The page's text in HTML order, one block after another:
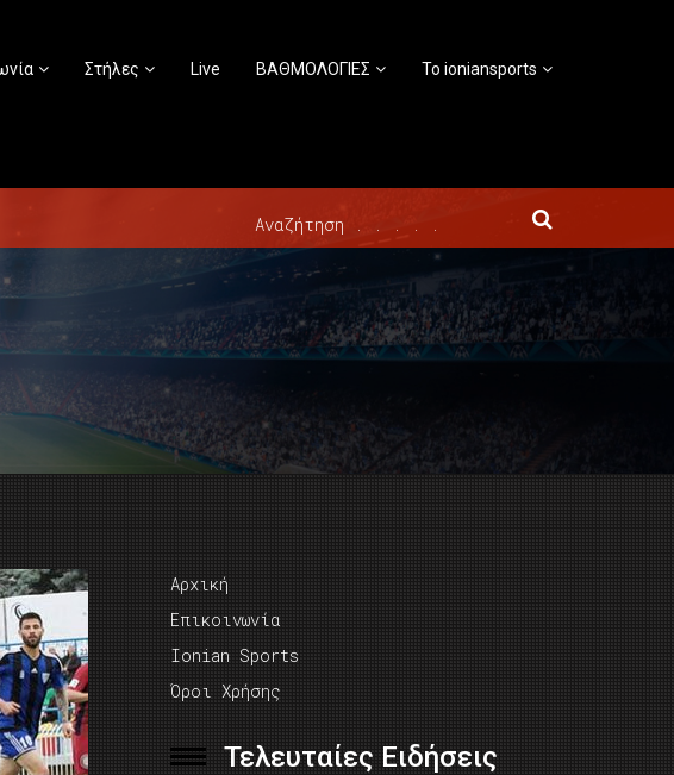
Στήλες Live ΒΑΘΜΟΛΟΓΙΕΣ Το ioniansports
Αρχική
Επικοινωνία
Ionian Sports
Όροι Χρήσης
Τελευταίες Ειδήσεις